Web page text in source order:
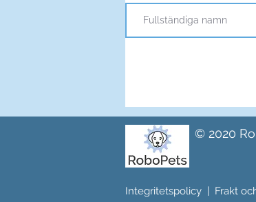
© 2020
Integritetspolicy | Frakt